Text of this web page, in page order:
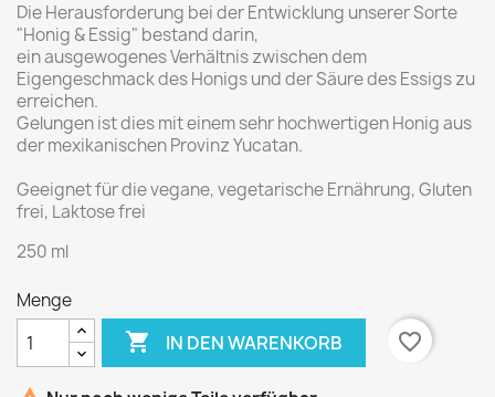
Die Herausforderung bei der Entwicklung unserer Sorte
"Honig & Essig" bestand darin,
ein ausgewogenes Verhältnis zwischen dem
Eigengeschmack des Honigs und der Säure des Essigs zu
erreichen.
Gelungen ist dies mit einem sehr hochwertigen Honig aus
der mexikanischen Provinz Yucatan.
Geeignet für die vegane, vegetarische Ernährung, Gluten
frei, Laktose frei
250 ml
Menge
 IN DEN WARENKORB favorite_border